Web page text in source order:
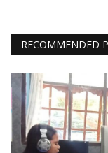
RECOMMENDED